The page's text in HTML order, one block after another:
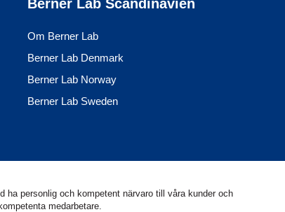
Berner Lab Scandinavien
Om Berner Lab
Berner Lab Denmark
Berner Lab Norway
Berner Lab Sweden
ha personlig och kompetent närvaro till våra kunder och
medarbetare.